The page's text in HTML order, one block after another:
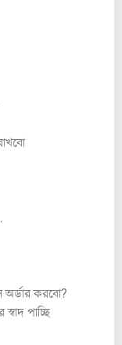
করবো?
পাচ্ছি